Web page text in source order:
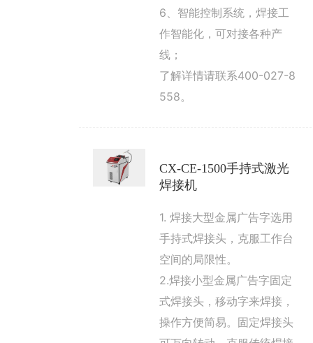
6、智能控制系统，焊接工
作智能化，可对接各种产
线；
了解详情请联系400-027-8
558。
CX-CE-1500手持式激光
焊接机
1. 焊接大型金属广告字选用
手持式焊接头，克服工作台
空间的局限性。
2.焊接小型金属广告字固定
式焊接头，移动字来焊接，
操作方便简易。固定焊接头